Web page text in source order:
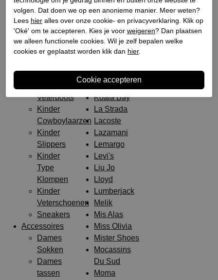
Klompen
Veterschoenen
Veterschoenen
Plateau
Kinderen
Veterboots
Kinder
Cowboylaarzen
Kinder
Slippers
Kinder
Type
Klompen
Kinder
Veterschoenen
Sneakers
Accessoires
Dames
Sokken
Dames
tassen
Kamo Gutsu
Kanna
Karma of
Charme
Keen
KMB Shoes
Koala Bay
La Strada
Lacoste
Lazamani
Lemargo
Levi's
Liu Jo
Lloyd
Lumberjack
Melik
Mis Alas
Miss Olivia
Mister Shoes
Mocassins
Du Sud
Moma
volgen. Dat doen we op een anonieme manier. Meer weten?
Lees hier alles over onze cookie- en privacyverklaring. Klik op
'Oké' om te accepteren. Kies je voor weigeren? Dan plaatsen
we alleen functionele cookies. Wil je zelf bepalen welke
cookies er geplaatst worden klik dan hier.